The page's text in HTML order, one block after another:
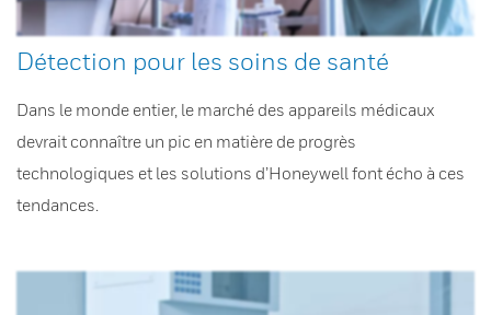
Détection pour les soins de santé
Dans le monde entier, le marché des appareils médicaux
devrait connaître un pic en matière de progrès
technologiques et les solutions d’Honeywell font écho à ces
tendances.